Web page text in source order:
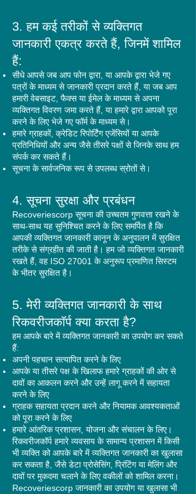
3. हम कई तरीकों से व्यक्तिगत
जानकारी एकत्र करते हैं, जिनमें शामिल
हैं:
सीधे आपसे जब आप फोन द्वारा, या आपके द्वारा भेजे गए
पत्रों के माध्यम से जानकारी प्रदान करते हैं, या जब आप
हमारी वेबसाइट, फैक्स या ईमेल के माध्यम से अपना
व्यक्तिगत विवरण जमा करते हैं, या हमारे द्वारा आपको पूरा
करने के लिए भेजे गए फॉर्म के माध्यम से।
हमारे ग्राहकों, क्रेडिट रिपोर्टिंग एजेंसियों या आपके
प्रतिनिधियों और अन्य जैसे तीसरे पक्षों से जिनके साथ हम
संपर्क कर सकते हैं।
सूचना के सार्वजनिक रूप से उपलब्ध स्रोतों से।
4. सूचना सुरक्षा और प्रबंधन
Recoveriescorp सूचना की उच्चतम गुणवत्ता रखने के
साथ-साथ यह सुनिश्चित करने के लिए समर्पित है कि
आपकी व्यक्तिगत जानकारी कानून के अनुपालन में सुरक्षित
तरीके से संग्रहीत की जाती है। हम जो व्यक्तिगत जानकारी
रखते हैं, वह ISO 27001 के अनुरूप प्रमाणित सिस्टम
के भीतर सुरक्षित है।
5. मेरी व्यक्तिगत जानकारी के साथ
रिकवरीजकॉर्प क्या करता है?
हम आपके बारे में व्यक्तिगत जानकारी का उपयोग कर सकते
हैं:
अपनी पहचान सत्यापित करने के लिए
आपके या तीसरे पक्ष के खिलाफ हमारे ग्राहकों की ओर से
दावों का आकलन करने और उन्हें लागू करने में सहायता
करने के लिए
ग्राहक सहायता प्रदान करने और नियामक आवश्यकताओं
को पूरा करने के लिए
हमारे आंतरिक प्रशासन, योजना और संचालन के लिए।
रिकवरीजकॉर्प हमारे व्यवसाय के सामान्य प्रशासन में किसी
भी व्यक्ति को आपके बारे में व्यक्तिगत जानकारी का खुलासा
कर सकता है, जैसे डेटा प्रोसेसिंग, प्रिंटिंग या मेलिंग और
दावों पर मुकदमा चलाने के लिए वकीलों को शामिल करना।
Recoveriescorp जानकारी का उपयोग या खुलासा भी